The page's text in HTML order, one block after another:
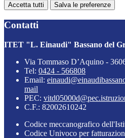
Accetta tutti Salva le preferenze
Contatti
ITET "L. Einaudi" Bassano del
Via Tommaso D’Aquino -
Tel: 0424 - 566808
Email:
mail
PEC:
C.F.: 82002610242
Codice meccanografico
Codice Univoco per